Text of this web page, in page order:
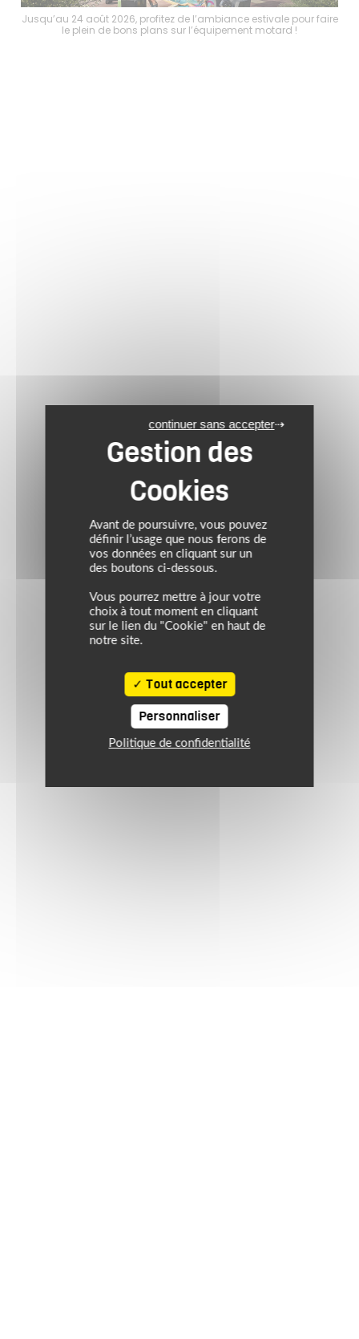
Jusqu’au 24 août 2026, profitez de l’ambiance estivale pour faire
le plein de bons plans sur l’équipement motard !
Avant de poursuivre, vous pouvez
définir l’usage que nous ferons de
vos données en cliquant sur un
des boutons ci-dessous.
Vous pourrez mettre à jour votre
choix à tout moment en cliquant
sur le lien du "Cookie" en haut de
notre site.
Tout accepter
continuer sans accepter
Personnaliser
Politique de confidentialité